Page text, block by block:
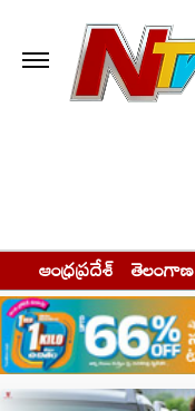
ఆంధ్రప్రదేశ్ తెలంగాణ